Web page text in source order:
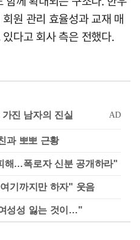
원 관리 효율성과 교재 매
다고 회사 측은 전했다.
과 뽀뽀 근황
해…폭로자 신분 공개하라"
기까지만 하자" 웃음
성성 잃는 것이…"